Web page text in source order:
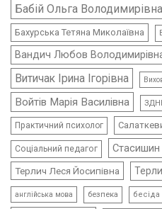
Бабій Ольга Володимирівна
Бахурська Тетяна Миколаївна
Вандич Любов
Витичак Ірина Ігорівна
Войтів Марія Василівна
Практичний психолог
Соціальний педагог Стасишин
Терлич Леся Йосипівна
англійська мова безпека бесіда